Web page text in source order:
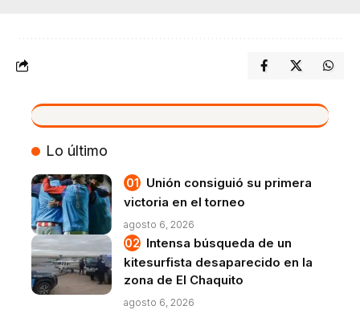
VIVO
Lo último
Unión consiguió su primera
victoria en el torneo
agosto 6, 2026
Intensa búsqueda de un
kitesurfista desaparecido en la
zona de El Chaquito
agosto 6, 2026